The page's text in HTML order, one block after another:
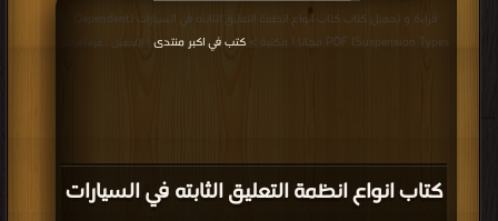
كتاب انواع انظمة التعليق الثابته في السيارات
قراءة و تحميل كتاب كتاب انواع انظمة التعليق الثابته في السيارات [Dependent
Suspension Types] PDF مجانا | مكتبة >
كتب في اكبر منتدى | التحميل : مرة/مرات